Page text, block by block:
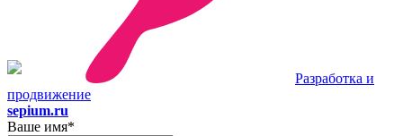
Разработка и
продвижение
sepium.ru
Ваше имя*